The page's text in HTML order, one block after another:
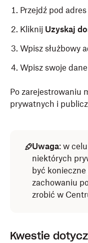
Przejdź pod adres
Kliknij Uzyskaj
Wpisz służbowy
Wpisz swoje
Po zarejestrowaniu
prywatnych i
Uwaga: w
niektórych
być
zachowaniu
zrobić w
Kwestie